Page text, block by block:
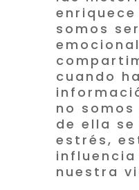
somos
cuando
no
de ella se
estrés,
nuestra